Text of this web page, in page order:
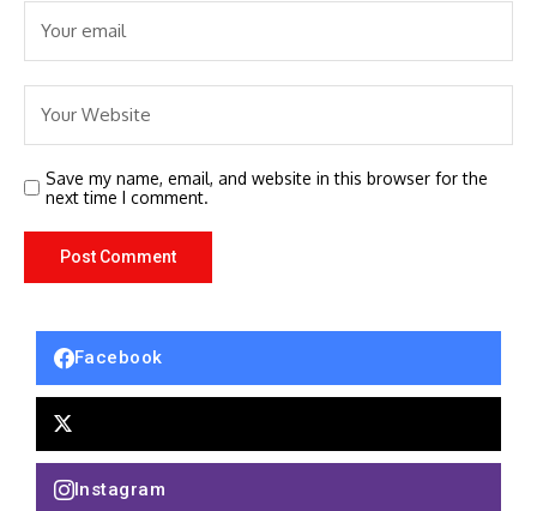
Save my name, email, and website in this browser for the
next time I comment.
Facebook
Instagram